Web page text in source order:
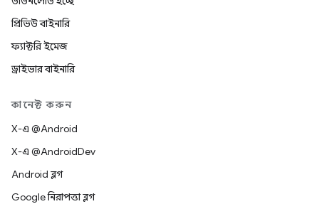
প্রিভিউ বাইনারি
ফ্যাক্টরি ইমেজ
ড্রাইভার বাইনারি
কানেক্ট করুন
X-এ @Android
X-এ @AndroidDev
Android ব্লগ
Google নিরাপত্তা ব্লগ